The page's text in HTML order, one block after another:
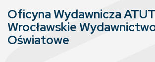
Oficyna Wydawnicza
Wrocławskie
Oświatowe